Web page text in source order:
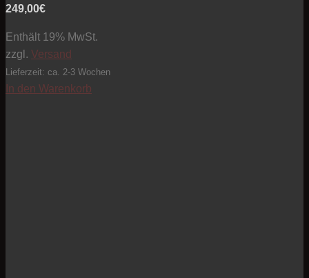
249,00€
Enthält 19% MwSt.
zzgl. Versand
Lieferzeit: ca. 2-3 Wochen
In den Warenkorb